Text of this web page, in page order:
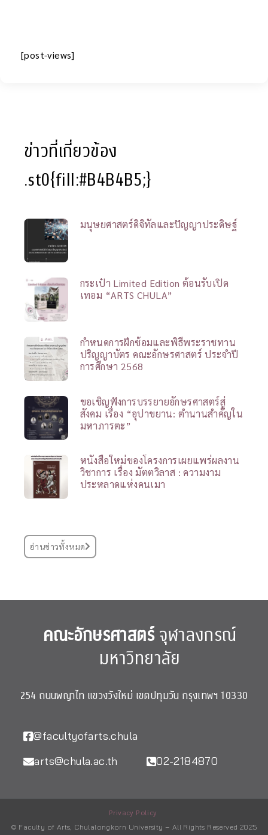
[post-views]
ข่าวที่เกี่ยวข้อง
.st0{fill:#B4B4B5;}
มนุษยศาสตร์ดิจิทัลและปัญญาประดิษฐ์
กระเป๋า Limited Edition ต้อนรับเปิด
เทอม “ARTS CHULA”
กำหนดการฝึกซ้อมและพิธีพระราชทาน
ปริญญาบัตร คณะอักษรศาสตร์ ประจำปี
การศึกษา 2568
ขอเชิญฟังการบรรยายอักษรศาสตร์สู่
สังคม เรื่อง “อุปาขยาน: ตำนานสำคัญใน
มหาภารตะ”
หนังสือใหม่ของโครงการเผยแพร่ผลงาน
วิชาการ เรื่อง มัตตวิลาส : ความงาม
ประหลาดแห่งคนเมา
อ่านข่าวทั้งหมด
คณะอักษรศาสตร์จุฬาลงกรณ์
มหาวิทยาลัย
254 ถนนพญาไท แขวงวังใหม่ เขตปทุมวัน กรุงเทพฯ 10330
@facultyofarts.chula
arts@chula.ac.th
02-2184870
Privacy Policy
© Faculty of Arts, Chulalongkorn University – All Rights Reserved 2025